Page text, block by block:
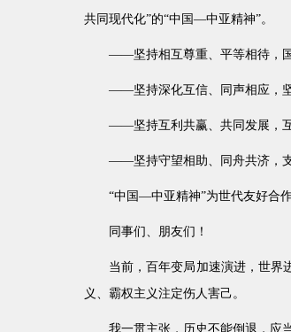
共同现代化”的“中国—中亚精神”。
——坚持相互尊重、平等相待，
——坚持深化互信、同声相应，坚
——坚持互利共赢、共同发展，
——坚持守望相助、同舟共济，支
“中国—中亚精神”为世代友好合
同事们、朋友们！
当前，百年变局加速演进，世界
义、霸权主义注定伤人害己。
我一贯主张，历史不能倒退，应